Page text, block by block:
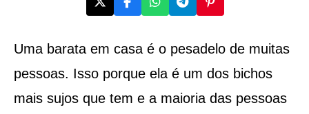
Uma barata em casa é o pesadelo de muitas
pessoas. Isso porque ela é um dos bichos
mais sujos que tem e a maioria das pessoas